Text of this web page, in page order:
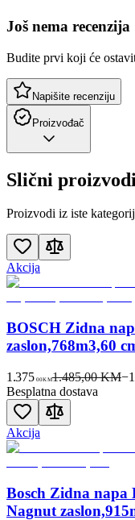
Još nema recenzija
Budite prvi koji će
Napišite recenziju
Proizvođač
Slični proizvodi
Proizvodi iz iste
Akcija
BOSCH Zidna
zaslon,768m3,60
1.375 00KM1.485,00 KM−
Besplatna dostava
Akcija
Bosch Zidna napa
Nagnut